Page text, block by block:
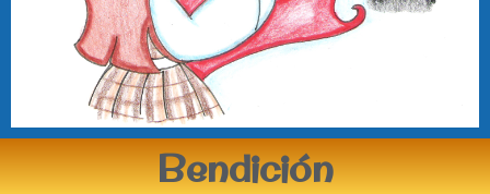
Bendición